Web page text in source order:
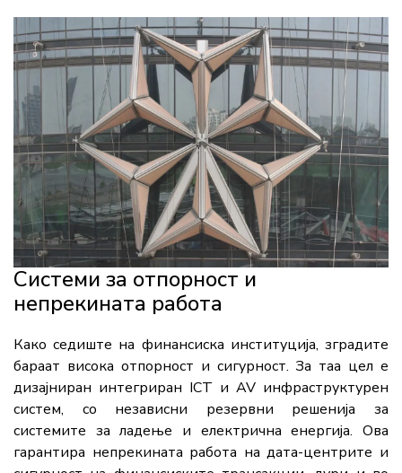
Системи за отпорност и
непрекината работа
Како седиште на финансиска институција, зградите
бараат висока отпорност и сигурност. За таа цел е
дизајниран интегриран ICT и AV инфраструктурен
систем, со независни резервни решенија за
системите за ладење и електрична енергија. Ова
гарантира непрекината работа на дата-центрите и